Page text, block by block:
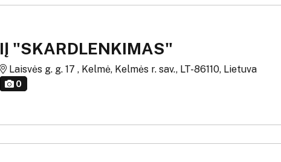
IĮ "SKARDLENKIMAS"
Laisvės g. g. 17 , Kelmė, Kelmės r. sav., LT-86110, Lietuva
0